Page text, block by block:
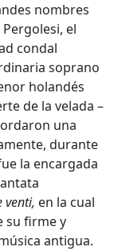
nombres
el
condal
soprano
holandés
de la velada –
una
durante
la encargada
venti, en la cual
su firme y
antigua.